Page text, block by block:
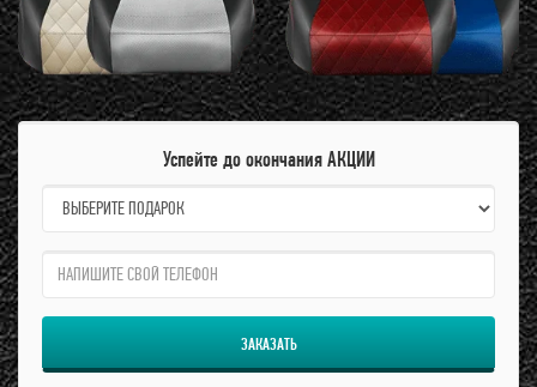
Успейте до окончания АКЦИИ
name:
qzw:
ЗАКАЗАТЬ